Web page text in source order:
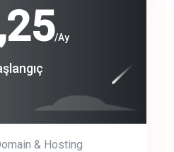
/Ay
& Hosting